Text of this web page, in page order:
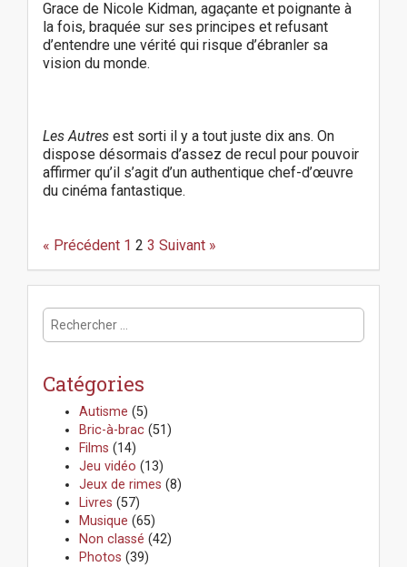
Grace de Nicole Kidman, agaçante et poignante à
la fois, braquée sur ses principes et refusant
d’entendre une vérité qui risque d’ébranler sa
vision du monde.
Les Autres est sorti il y a tout juste dix ans. On
dispose désormais d’assez de recul pour pouvoir
affirmer qu’il s’agit d’un authentique chef-d’œuvre
du cinéma fantastique.
o
s
t
n
a
v
g
a
« Précédent 1 2 3 Suivant »
R
e
Catégories
Autisme (5)
Bric-à-brac (51)
Films (14)
Jeu vidéo (13)
Jeux de rimes (8)
Livres (57)
Musique (65)
Non classé (42)
Photos (39)